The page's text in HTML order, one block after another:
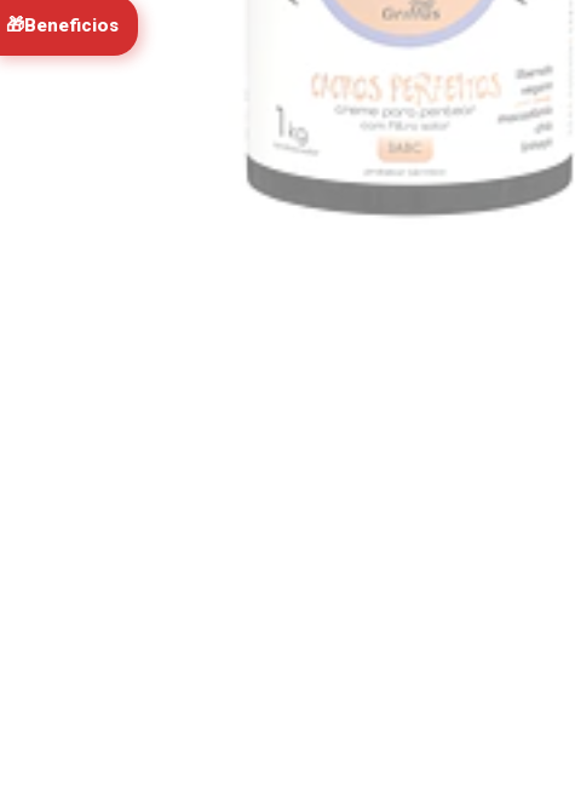
🎁Beneficios